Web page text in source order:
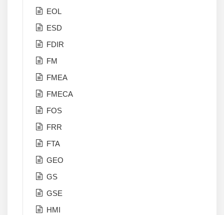
EOL
ESD
FDIR
FM
FMEA
FMECA
FOS
FRR
FTA
GEO
GS
GSE
HMI